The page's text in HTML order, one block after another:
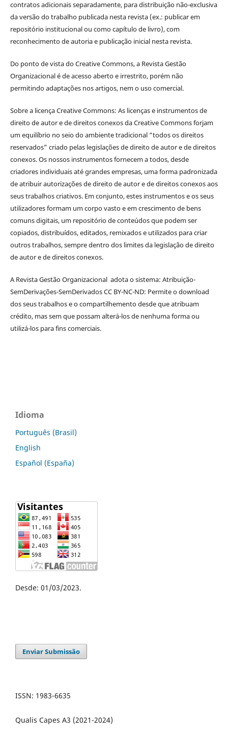
contratos adicionais separadamente, para distribuição não-exclusiva
da versão do trabalho publicada nesta revista (ex.: publicar em
repositório institucional ou como capítulo de livro), com
reconhecimento de autoria e publicação inicial nesta revista.
Do ponto de vista do Creative Commons, a Revista Gestão
Organizacional é de acesso aberto e irrestrito, porém não
permitindo adaptações nos artigos, nem o uso comercial.
Sobre a licença Creative Commons: As licenças e instrumentos de
direito de autor e de direitos conexos da Creative Commons forjam
um equilíbrio no seio do ambiente tradicional “todos os direitos
reservados” criado pelas legislações de direito de autor e de direitos
conexos. Os nossos instrumentos fornecem a todos, desde
criadores individuais até grandes empresas, uma forma padronizada
de atribuir autorizações de direito de autor e de direitos conexos aos
seus trabalhos criativos. Em conjunto, estes instrumentos e os seus
utilizadores formam um corpo vasto e em crescimento de bens
comuns digitais, um repositório de conteúdos que podem ser
copiados, distribuídos, editados, remixados e utilizados para criar
outros trabalhos, sempre dentro dos limites da legislação de direito
de autor e de direitos conexos.
A Revista Gestão Organizacional adota o sistema: Atribuição-
SemDerivações-SemDerivados CC BY-NC-ND: Permite o download
dos seus trabalhos e o compartilhemento desde que atribuam
crédito, mas sem que possam alterá-los de nenhuma forma ou
utilizá-los para fins comerciais.
Idioma
Português (Brasil)
English
Español (España)
Desde: 01/03/2023.
Enviar Submissão
ISSN: 1983-6635
Qualis Capes A3 (2021-2024)